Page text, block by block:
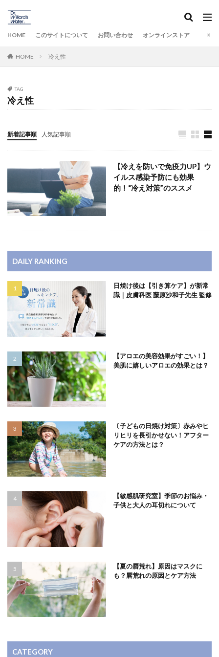
HOME このサイトについて お問い合わせ オンラインストア
HOME 冷え性
TAG
冷え性
新着記事順 人気記事順
【冷えを防いで免疫力UP】ウ
イルス感染予防にも効果
的！“冷え対策”のススメ
DAILY RANKING
日焼け後は【引き算ケア】が新常
識｜皮膚科医 藤原沙和子先生 監修
【アロエの美容効果がすごい！】
美肌に嬉しいアロエの効果とは？
〔子どもの日焼け対策〕赤みやヒ
リヒリを長引かせない！アフター
ケアの方法とは？
【敏感肌研究室】季節のお悩み・
子供と大人の耳切れについて
【夏の唇荒れ】原因はマスクに
も？唇荒れの原因とケア方法
CATEGORY